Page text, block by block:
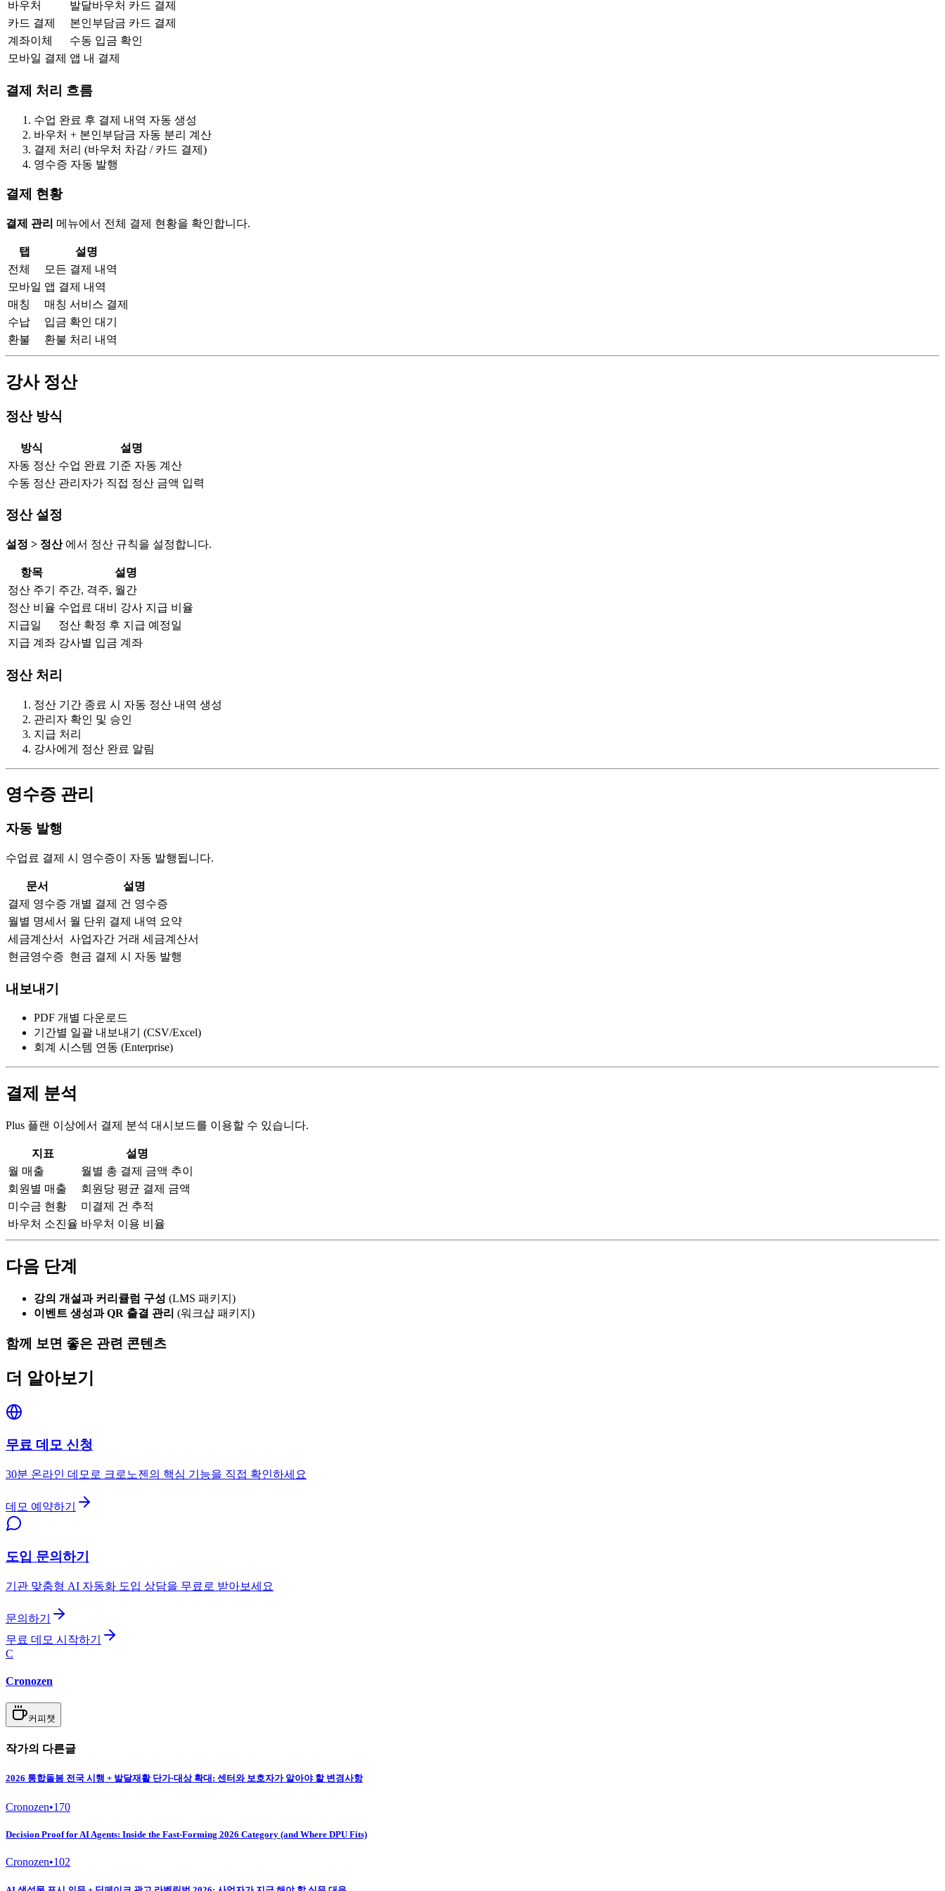
바우처
발달바우처 카드 결제
카드 결제
본인부담금 카드 결제
계좌이체
수동 입금 확인
모바일 결제 앱 내 결제
결제 처리 흐름
수업 완료 후 결제 내역 자동 생성
바우처 + 본인부담금 자동 분리 계산
결제 처리 (바우처 차감 / 카드 결제)
영수증 자동 발행
결제 현황
결제 관리 메뉴에서 전체 결제 현황을 확인합니다.
탭
설명
전체
모든 결제 내역
모바일 앱 결제 내역
매칭
매칭 서비스 결제
수납
입금 확인 대기
환불
환불 처리 내역
강사 정산
정산 방식
방식
설명
자동 정산 수업 완료 기준 자동 계산
수동 정산 관리자가 직접 정산 금액 입력
정산 설정
설정 > 정산에서 정산 규칙을 설정합니다.
항목
설명
정산 주기
주간, 격주, 월간
정산 비율 수업료 대비 강사 지급 비율
지급일
정산 확정 후 지급 예정일
지급 계좌 강사별 입금 계좌
정산 처리
정산 기간 종료 시 자동 정산 내역 생성
관리자 확인 및 승인
지급 처리
강사에게 정산 완료 알림
영수증 관리
자동 발행
수업료 결제 시 영수증이 자동 발행됩니다.
문서
설명
결제 영수증 개별 결제 건 영수증
월별 명세서 월 단위 결제 내역 요약
세금계산서
사업자간 거래 세금계산서
현금영수증 현금 결제 시 자동 발행
내보내기
PDF 개별 다운로드
기간별 일괄 내보내기 (CSV/Excel)
회계 시스템 연동 (Enterprise)
결제 분석
Plus 플랜 이상에서 결제 분석 대시보드를 이용할 수 있습니다.
지표
설명
월 매출
월별 총 결제 금액 추이
회원별 매출
회원당 평균 결제 금액
미수금 현황
미결제 건 추적
바우처 소진율 바우처 이용 비율
다음 단계
강의 개설과 커리큘럼 구성 (LMS 패키지)
이벤트 생성과 QR 출결 관리 (워크샵 패키지)
함께 보면 좋은 관련 콘텐츠
더 알아보기
무료 데모 신청
30분 온라인 데모로 크로노젠의 핵심 기능을 직접 확인하세요
데모 예약하기
도입 문의하기
기관 맞춤형 AI 자동화 도입 상담을 무료로 받아보세요
문의하기
무료 데모 시작하기
C
Cronozen
커피챗
작가의 다른글
2026 통합돌봄 전국 시행 + 발달재활 단가·대상 확대: 센터와 보호자가 알아야 할 변경사항
Cronozen•170
Decision Proof for AI Agents: Inside the Fast-Forming 2026 Category (and Where DPU Fits)
Cronozen•102